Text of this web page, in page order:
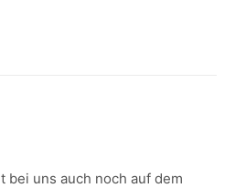
uns auch noch auf dem